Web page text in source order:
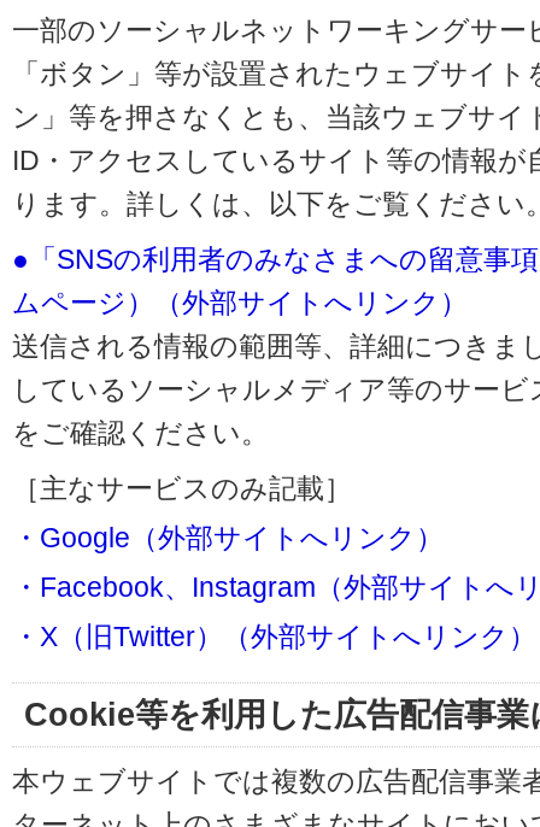
一部のソーシャルネットワーキングサー
「ボタン」等が設置されたウェブサイ
ン」等を押さなくとも、当該ウェブサイ
ID・アクセスしているサイト等の情報
ります。詳しくは、以下をご覧ください
●「SNSの利用者のみなさまへの留意事
ムページ）（外部サイトへリンク）
送信される情報の範囲等、詳細につきま
しているソーシャルメディア等のサー
をご確認ください。
［主なサービスのみ記載］
・Google（外部サイトへリンク）
・Facebook、Instagram（外部サイトへ
・X（旧Twitter）（外部サイトへリンク）
Cookie等を利用した広告配信事
本ウェブサイトでは複数の広告配信事業